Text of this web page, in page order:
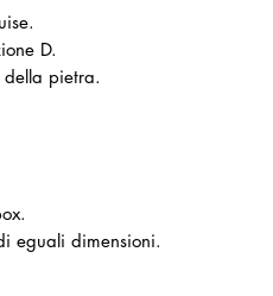
D.
della pietra.
eguali dimensioni.